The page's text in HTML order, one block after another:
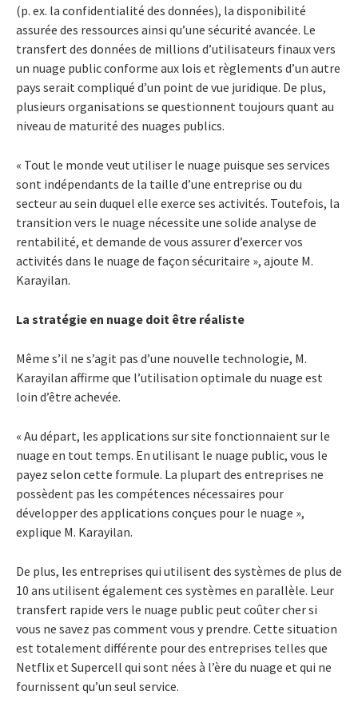
(p. ex. la confidentialité des données), la disponibilité
assurée des ressources ainsi qu’une sécurité avancée. Le
transfert des données de millions d’utilisateurs finaux vers
un nuage public conforme aux lois et règlements d’un autre
pays serait compliqué d’un point de vue juridique. De plus,
plusieurs organisations se questionnent toujours quant au
niveau de maturité des nuages publics.
« Tout le monde veut utiliser le nuage puisque ses services
sont indépendants de la taille d’une entreprise ou du
secteur au sein duquel elle exerce ses activités. Toutefois, la
transition vers le nuage nécessite une solide analyse de
rentabilité, et demande de vous assurer d’exercer vos
activités dans le nuage de façon sécuritaire », ajoute M.
Karayilan.
La stratégie en nuage doit être réaliste
Même s’il ne s’agit pas d’une nouvelle technologie, M.
Karayilan affirme que l’utilisation optimale du nuage est
loin d’être achevée.
« Au départ, les applications sur site fonctionnaient sur le
nuage en tout temps. En utilisant le nuage public, vous le
payez selon cette formule. La plupart des entreprises ne
possèdent pas les compétences nécessaires pour
développer des applications conçues pour le nuage »,
explique M. Karayilan.
De plus, les entreprises qui utilisent des systèmes de plus de
10 ans utilisent également ces systèmes en parallèle. Leur
transfert rapide vers le nuage public peut coûter cher si
vous ne savez pas comment vous y prendre. Cette situation
est totalement différente pour des entreprises telles que
Netflix et Supercell qui sont nées à l’ère du nuage et qui ne
fournissent qu’un seul service.